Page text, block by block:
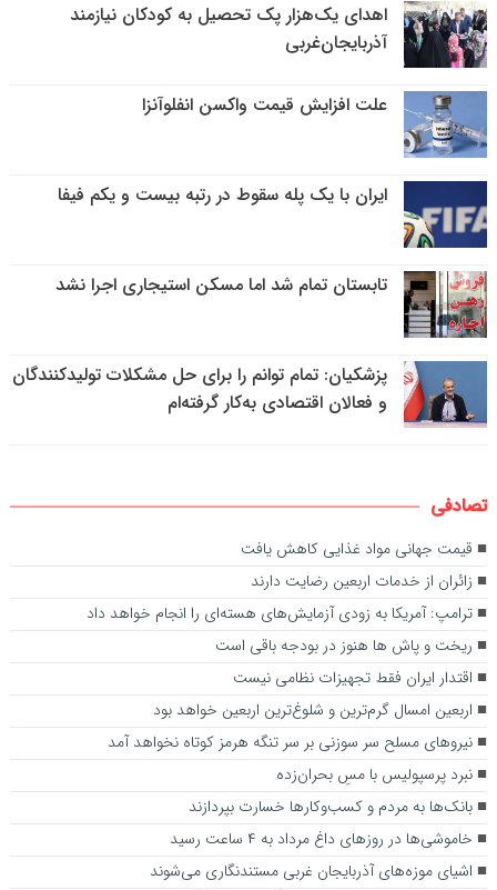
اهدای یک‌هزار پک تحصیل به کودکان نیازمند
آذربایجان‌غربی
علت افزایش قیمت واکسن انفلوآنزا
ایران با یک پله سقوط در رتبه بیست و یکم فیفا
تابستان تمام شد اما مسکن استیجاری اجرا نشد
پزشکیان: تمام توانم را برای حل مشکلات تولیدکنندگان
و فعالان اقتصادی به‌کار گرفته‌ام
تصادفی
قیمت جهانی مواد غذایی کاهش یافت
زائران از خدمات اربعین رضایت دارند
ترامپ: آمریکا به زودی آزمایش‌های هسته‌ای را انجام خواهد داد
ریخت و پاش ها هنوز در بودجه باقی است
اقتدار ایران فقط تجهیزات نظامی نیست
اربعین امسال گرم‌ترین و شلوغ‌ترین اربعین خواهد بود
نیروهای مسلح سر سوزنی بر سر تنگه هرمز کوتاه نخواهد آمد
نبرد پرسپولیس با مسِ بحران‌زده
بانک‌ها به مردم و کسب‌وکارها خسارت بپردازند
خاموشی‌ها در روزهای داغ مرداد به ۴ ساعت رسید
اشیای موزه‌های آذربایجان غربی مستندنگاری می‌شوند